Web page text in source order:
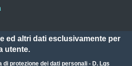
ed altri dati esclusivamente per
utente.
di protezione dei dati personali - D. Lgs